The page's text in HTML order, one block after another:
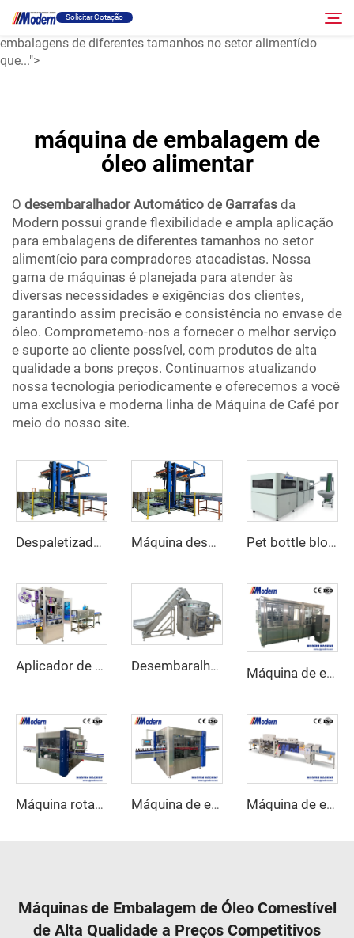
desembaralhador automático de garrafas
da Modern possui grande flexibilidade e ampla aplicação para
embalagens de diferentes tamanhos no setor alimentício
que...">
Solicitar Cotação
Envase E Embalagem
Vídeo
Contato
Site RU
máquina de embalagem de
óleo alimentar
O desembaralhador Automático de Garrafas da
Modern possui grande flexibilidade e ampla aplicação
para embalagens de diferentes tamanhos no setor
alimentício para compradores atacadistas. Nossa
gama de máquinas é planejada para atender às
diversas necessidades e exigências dos clientes,
garantindo assim precisão e consistência no envase de
óleo. Comprometemo-nos a fornecer o melhor serviço
e suporte ao cliente possível, com produtos de alta
qualidade a bons preços. Continuamos atualizando
nossa tecnologia periodicamente e oferecemos a você
uma exclusiva e moderna linha de Máquina de Café por
meio do nosso site.
Despaletizador automático de garrafas Máquina despaletizadora automática de latas Pet bottle blowing machine
Aplicador de etiquetas de manga retrátil Desembaralhador Automático de Garrafas
Máquina de engarrafamento de cerveja
Máquina rotativa de etiquetagem com cola hot melt Máquina de etiquetagem autoadesiva rotativa de alta velocidade Máquina de envoltório retrátil linear
Máquinas de Embalagem de Óleo Comestível
de Alta Qualidade a Preços Competitivos